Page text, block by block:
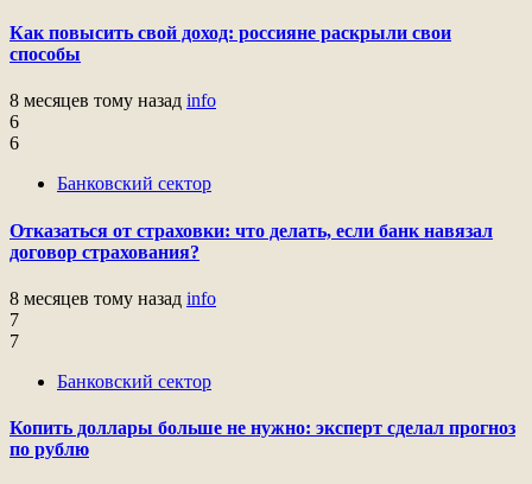
Как повысить свой доход: россияне раскрыли свои
способы
8 месяцев тому назад info
6
6
Банковский сектор
Отказаться от страховки: что делать, если банк навязал
договор страхования?
8 месяцев тому назад info
7
7
Банковский сектор
Копить доллары больше не нужно: эксперт сделал прогноз
по рублю